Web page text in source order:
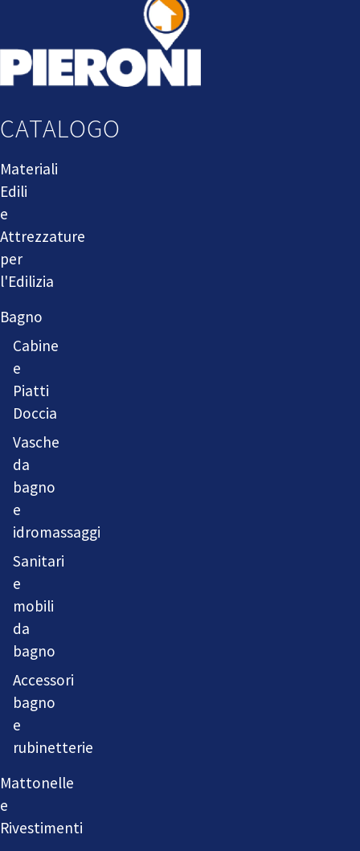
CATALOGO
Materiali
Edili
e
Attrezzature
per
l'Edilizia
Bagno
Cabine
e
Piatti
Doccia
Vasche
da
bagno
e
idromassaggi
Sanitari
e
mobili
da
bagno
Accessori
bagno
e
rubinetterie
Mattonelle
e
Rivestimenti